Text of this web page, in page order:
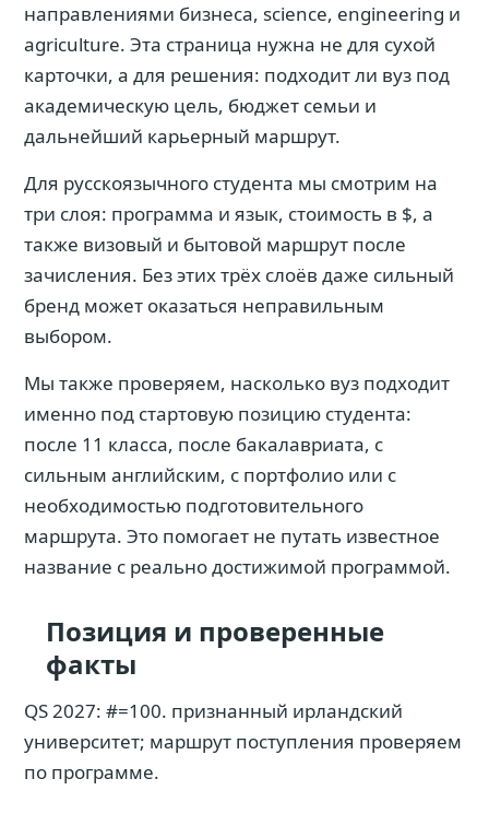
направлениями бизнеса, science, engineering и
agriculture. Эта страница нужна не для сухой
карточки, а для решения: подходит ли вуз под
академическую цель, бюджет семьи и
дальнейший карьерный маршрут.
Для русскоязычного студента мы смотрим на
три слоя: программа и язык, стоимость в $, а
также визовый и бытовой маршрут после
зачисления. Без этих трёх слоёв даже сильный
бренд может оказаться неправильным
выбором.
Мы также проверяем, насколько вуз подходит
именно под стартовую позицию студента:
после 11 класса, после бакалавриата, с
сильным английским, с портфолио или с
необходимостью подготовительного
маршрута. Это помогает не путать известное
название с реально достижимой программой.
Позиция и проверенные
факты
QS 2027: #=100. признанный ирландский
университет; маршрут поступления проверяем
по программе.